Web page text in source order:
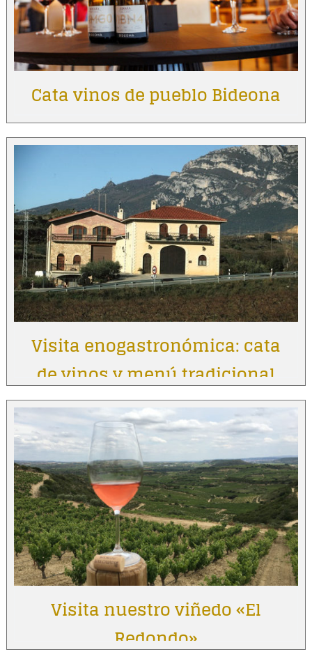
Cata vinos de pueblo Bideona
Visita enogastronómica: cata
de vinos y menú tradicional
Visita nuestro viñedo «El
Redondo»